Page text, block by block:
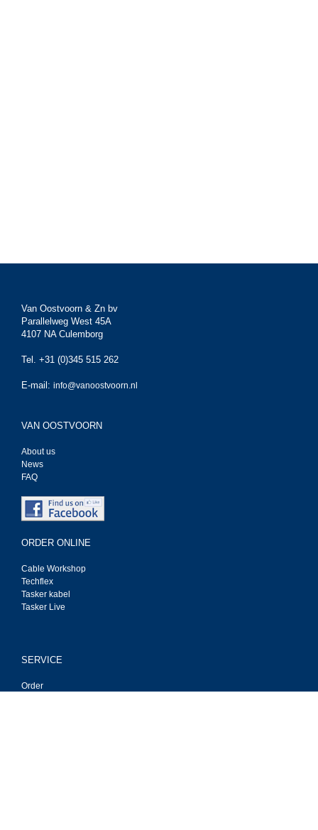
Van Oostvoorn & Zn bv
Parallelweg West 45A
4107 NA Culemborg
Tel. +31 (0)345 515 262
E-mail: info@vanoostvoorn.nl
VAN OOSTVOORN
About us
News
FAQ
ORDER ONLINE
Cable Workshop
Techflex
Tasker kabel
Tasker Live
SERVICE
Order